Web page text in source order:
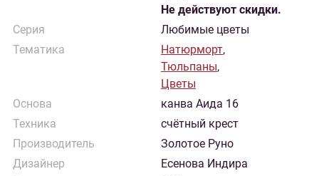
Не действуют скидки.
Серия
Любимые цветы
Тематика
Натюрморт,
Тюльпаны,
Цветы
Основа
канва Аида 16
Техника
счётный крест
Производитель
Золотое Руно
Дизайнер
Есенова Индира